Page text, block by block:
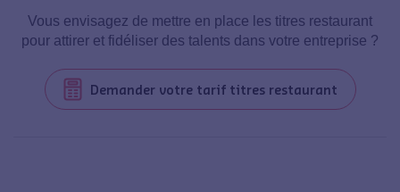
Vous envisagez de mettre en place les titres restaurant
pour attirer et fidéliser des talents dans votre entreprise ?
Demander votre tarif titres restaurant